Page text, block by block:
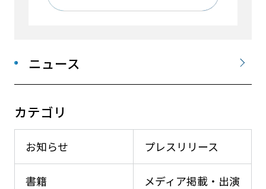
ニュース
カテゴリ
お知らせ プレスリリース
メディア掲載・出演
書籍